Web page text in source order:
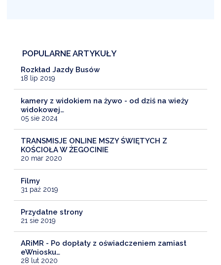
POPULARNE ARTYKUŁY
Rozkład Jazdy Busów
18 lip 2019
kamery z widokiem na żywo - od dziś na wieży
widokowej…
05 sie 2024
TRANSMISJE ONLINE MSZY ŚWIĘTYCH Z
KOŚCIOŁA W ŻEGOCINIE
20 mar 2020
Filmy
31 paź 2019
Przydatne strony
21 sie 2019
ARiMR - Po dopłaty z oświadczeniem zamiast
eWniosku…
28 lut 2020